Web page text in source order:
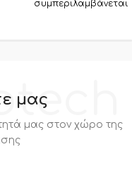
μας
μας στον χώρο της